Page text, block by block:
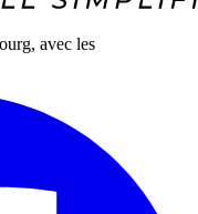
avec les